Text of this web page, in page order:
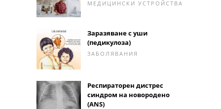
МЕДИЦИНСКИ УСТРОЙСТВА
Заразяване с уши
(педикулоза)
ЗАБОЛЯВАНИЯ
Респираторен дистрес
синдром на новородено
(ANS)